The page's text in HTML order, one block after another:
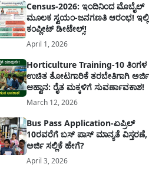
Census-2026: ಇಂದಿನಿಂದ ಮೊಬೈಲ್
ಮೂಲಕ ಸ್ವಯಂ-ಜನಗಣತಿ ಆರಂಭ!
ಕಂಪ್ಲೀಟ್ ಡೀಟೇಲ್ಸ್!
April 1, 2026
Horticulture Training-10 ತಿಂಗಳ
ಉಚಿತ ತೋಟಗಾರಿಕೆ ತರಬೇತಿಗಾಗಿ ಅರ್ಜಿ
ಆಹ್ವಾನ: ರೈತ ಮಕ್ಕಳಿಗೆ ಸುವರ್ಣಾವಕಾಶ!
March 12, 2026
Bus Pass Application-ಏಪ್ರಿಲ್
10ರವರೆಗೆ ಬಸ್ ಪಾಸ್ ಮಾನ್ಯತೆ
ಅರ್ಜಿ ಸಲ್ಲಿಕೆ ಹೇಗೆ?
April 3, 2026